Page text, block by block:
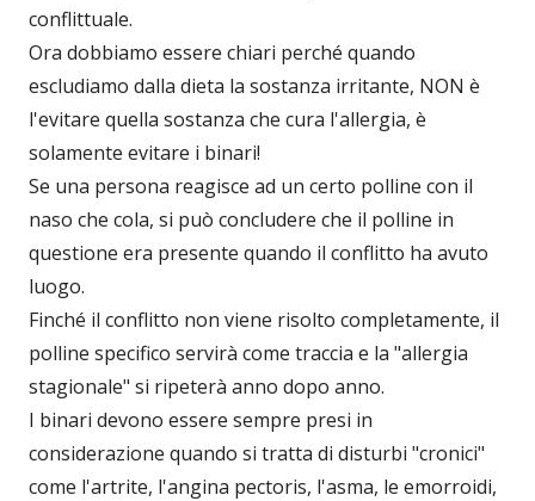
conflittuale.
Ora dobbiamo essere chiari perché quando
escludiamo dalla dieta la sostanza irritante, NON è
l'evitare quella sostanza che cura l'allergia, è
solamente evitare i binari!
Se una persona reagisce ad un certo polline con il
naso che cola, si può concludere che il polline in
questione era presente quando il conflitto ha avuto
luogo.
Finché il conflitto non viene risolto completamente, il
polline specifico servirà come traccia e la "allergia
stagionale" si ripeterà anno dopo anno.
I binari devono essere sempre presi in
considerazione quando si tratta di disturbi "cronici"
come l'artrite, l'angina pectoris, l'asma, le emorroidi,